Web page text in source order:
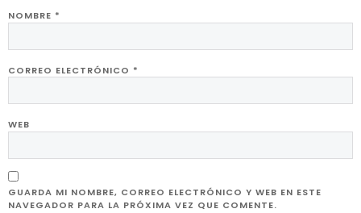
NOMBRE *
CORREO ELECTRÓNICO *
WEB
GUARDA MI NOMBRE, CORREO ELECTRÓNICO Y WEB EN ESTE
NAVEGADOR PARA LA PRÓXIMA VEZ QUE COMENTE.